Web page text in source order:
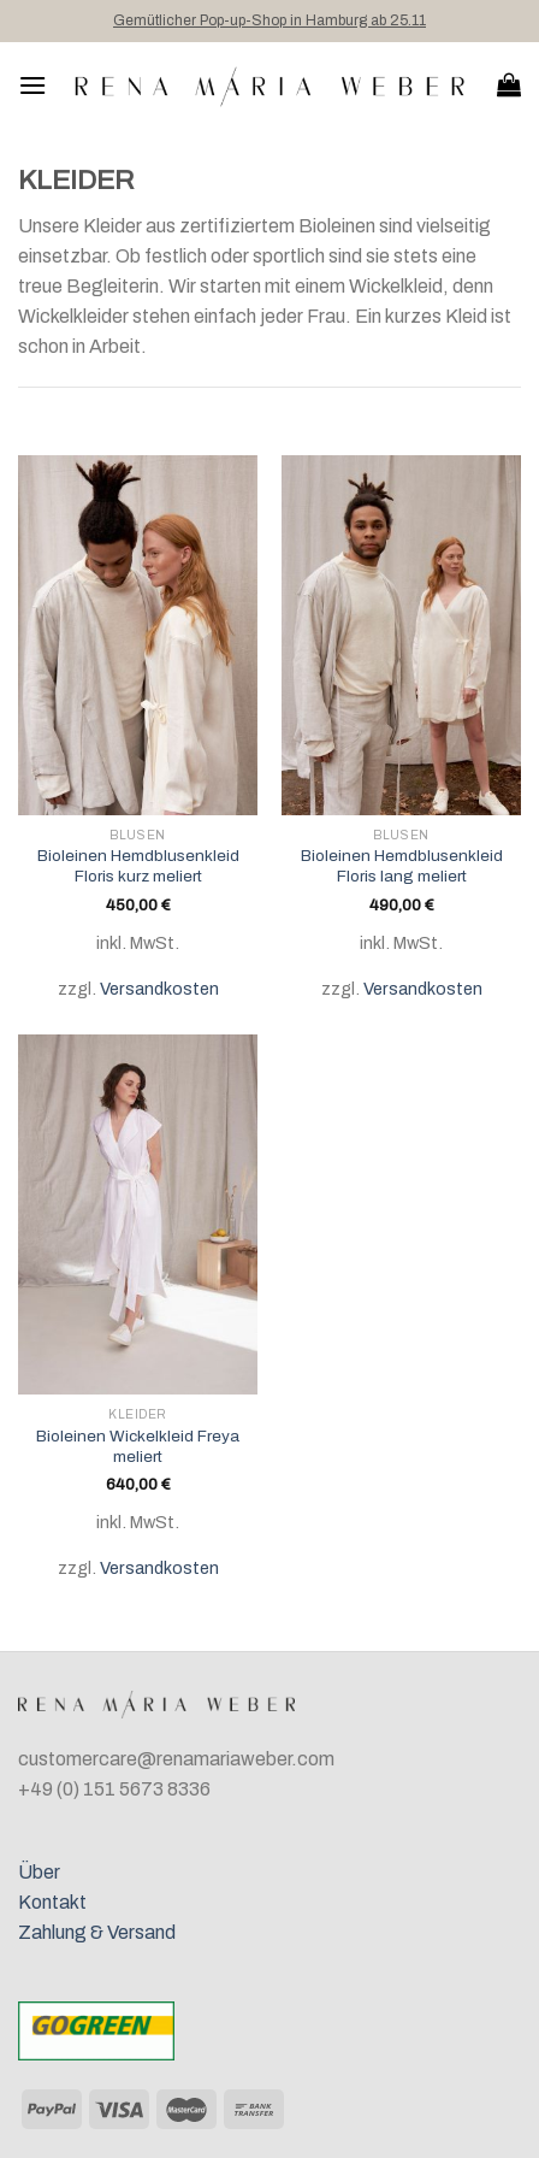
to
content
Gemütlicher Pop-up-Shop in Hamburg ab 25.11
KLEIDER
Unsere Kleider aus zertifiziertem Bioleinen sind vielseitig
einsetzbar. Ob festlich oder sportlich sind sie stets eine
treue Begleiterin. Wir starten mit einem Wickelkleid, denn
Wickelkleider stehen einfach jeder Frau. Ein kurzes Kleid ist
schon in Arbeit.
BLUSEN
Bioleinen Hemdblusenkleid
Floris kurz meliert
450,00 €
inkl. MwSt.
zzgl. Versandkosten
BLUSEN
Bioleinen Hemdblusenkleid
Floris lang meliert
490,00 €
inkl. MwSt.
zzgl. Versandkosten
KLEIDER
Bioleinen Wickelkleid Freya
meliert
640,00 €
inkl. MwSt.
zzgl. Versandkosten
customercare@renamariaweber.com
+49 (0) 151 5673 8336
Über
Kontakt
Zahlung & Versand